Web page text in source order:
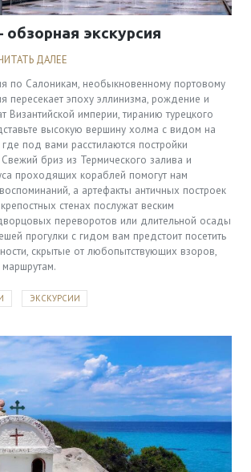
обзорная экскурсия
ДАЛЕЕ
по Салоникам, необыкновенному портовому
пересекает эпоху эллинизма, рождение и
Византийской империи, тиранию турецкого
высокую вершину холма с видом на
под вами расстилаются постройки
бриз из Термического залива и
проходящих кораблей помогут нам
а артефакты античных построек
стенах послужат веским
переворотов или длительной осады
прогулки с гидом вам предстоит посетить
скрытые от любопытствующих взоров,
ЭКСКУРСИИ